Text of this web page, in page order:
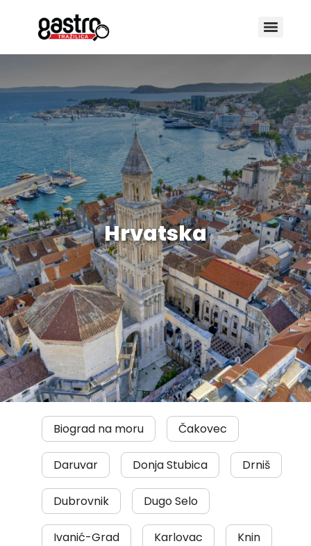
Hrvatska
Biograd na moru Čakovec
Daruvar Donja Stubica Drniš
Dubrovnik Dugo Selo
Ivanić-Grad Karlovac Knin